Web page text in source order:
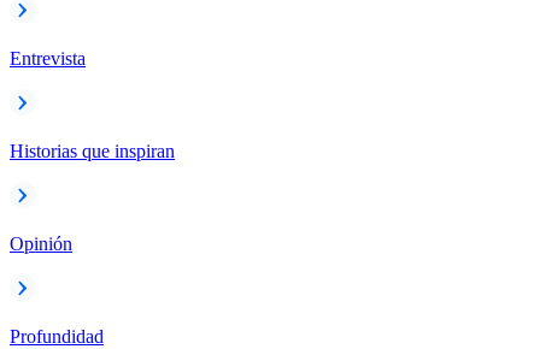
Entrevista
Historias que inspiran
Opinión
Profundidad